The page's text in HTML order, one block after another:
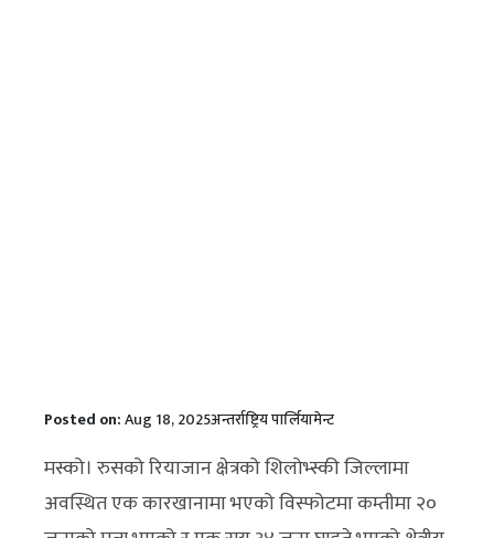
Posted on:Aug 18, 2025अन्तर्राष्ट्रिय पार्लियामेन्ट
मस्को। रुसको रियाजान क्षेत्रको शिलोभ्स्की जिल्लामा
अवस्थित एक कारखानामा भएको विस्फोटमा कम्तीमा २०